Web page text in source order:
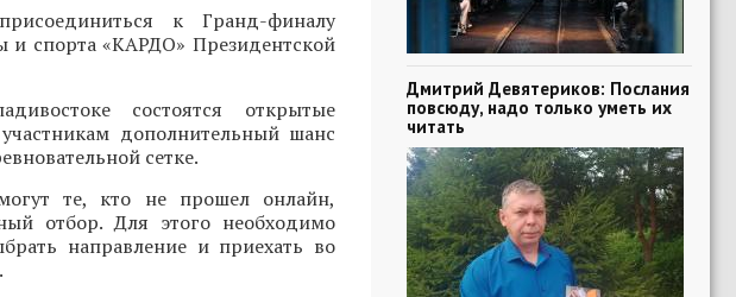
к Гранд-финалу
спорта «КАРДО» Президентской
состоятся открытые
дополнительный шанс
сетке.
те, кто не прошел онлайн,
отбор. Для этого необходимо
направление и приехать во
Дмитрий Девятериков: Послания
повсюду, надо только уметь их
читать